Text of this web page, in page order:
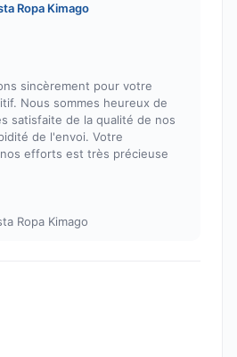
Ropa Kimago
sincèrement pour votre
Nous sommes heureux de
satisfaite de la qualité de nos
de l'envoi. Votre
efforts est très précieuse
Ropa Kimago